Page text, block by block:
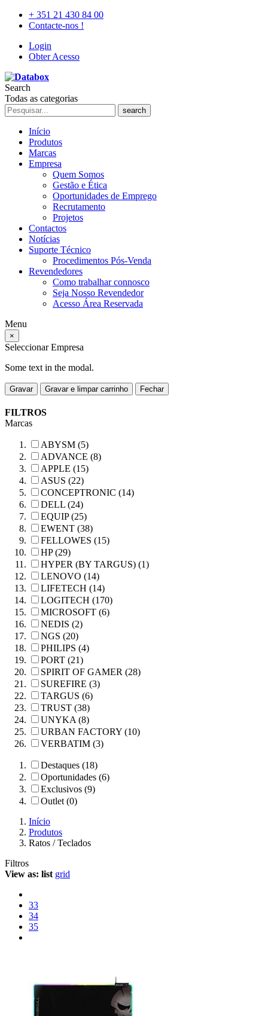
+ 351 21 430 84 00
Contacte-nos !
Login
Obter Acesso
Search
Todas as categorias
search
Início
Produtos
Marcas
Empresa
Quem Somos
Gestão e Ética
Oportunidades de Emprego
Recrutamento
Projetos
Contactos
Notícias
Suporte Técnico
Procedimentos Pós-Venda
Revendedores
Como trabalhar connosco
Seja Nosso Revendedor
Acesso Área Reservada
Menu
×
Seleccionar Empresa
Some text in the modal.
Gravar Gravar e limpar carrinho Fechar
FILTROS
Marcas
ABYSM (5)
ADVANCE (8)
APPLE (15)
ASUS (22)
CONCEPTRONIC (14)
DELL (24)
EQUIP (25)
EWENT (38)
FELLOWES (15)
HP (29)
HYPER (BY TARGUS) (1)
LENOVO (14)
LIFETECH (14)
LOGITECH (170)
MICROSOFT (6)
NEDIS (2)
NGS (20)
PHILIPS (4)
PORT (21)
SPIRIT OF GAMER (28)
SUREFIRE (3)
TARGUS (6)
TRUST (38)
UNYKA (8)
URBAN FACTORY (10)
VERBATIM (3)
Destaques (18)
Oportunidades (6)
Exclusivos (9)
Outlet (0)
Início
Produtos
Ratos / Teclados
Filtros
View as: list grid
33
34
35